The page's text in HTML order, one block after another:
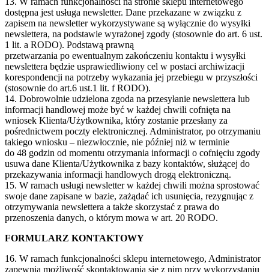
dostępna jest usługa newsletter. Dane przekazane w związku z
zapisem na newsletter wykorzystywane są wyłącznie do wysyłki
newslettera, na podstawie wyrażonej zgody (stosownie do art. 6 ust.
1 lit. a RODO). Podstawą prawną
przetwarzania po ewentualnym zakończeniu kontaktu i wysyłki
newslettera będzie usprawiedliwiony cel w postaci archiwizacji
korespondencji na potrzeby wykazania jej przebiegu w przyszłości
(stosownie do art.6 ust.1 lit. f RODO).
14. Dobrowolnie udzielona zgoda na przesyłanie newslettera lub
informacji handlowej może być w każdej chwili cofnięta na
wniosek Klienta/Użytkownika, który zostanie przesłany za
pośrednictwem poczty elektronicznej. Administrator, po otrzymaniu
takiego wniosku – niezwłocznie, nie później niż w terminie
do 48 godzin od momentu otrzymania informacji o cofnięciu zgody
usuwa dane Klienta/Użytkownika z bazy kontaktów, służącej do
przekazywania informacji handlowych drogą elektroniczną.
15. W ramach usługi newsletter w każdej chwili można sprostować
swoje dane zapisane w bazie, zażądać ich usunięcia, rezygnując z
otrzymywania newslettera a także skorzystać z prawa do
przenoszenia danych, o którym mowa w art. 20 RODO.
FORMULARZ KONTAKTOWY
16. W ramach funkcjonalności sklepu internetowego, Administrator
zapewnia możliwość skontaktowania się z nim przy wykorzystaniu